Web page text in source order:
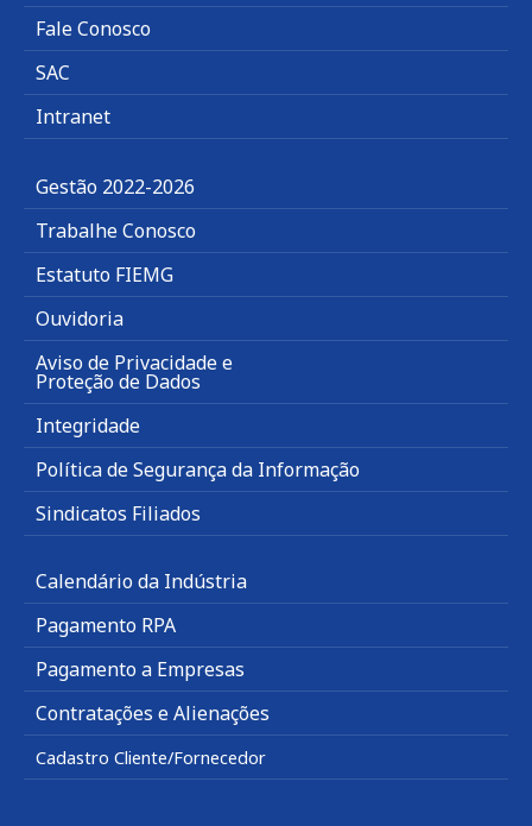
Fale Conosco
SAC
Intranet
Gestão 2022-2026
Trabalhe Conosco
Estatuto FIEMG
Ouvidoria
Aviso de Privacidade e
Proteção de Dados
Integridade
Política de Segurança da Informação
Sindicatos Filiados
Calendário da Indústria
Pagamento RPA
Pagamento a Empresas
Contratações e Alienações
Cadastro Cliente/Fornecedor